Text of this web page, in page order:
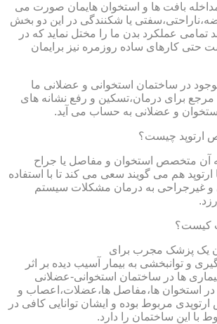
بافت ها و استخوان هایمان صورت می
یا شکنندگی در این دو بخش
عملکرد بدن ما را مختل نماید که در
حتی کارهای ساده روزمره نیز برایمان
در ساختمان استخوانی و عضلانی ما
مرجع برای درمان،تسکین و رفع نشانه های
و عضلانی به حساب می آید.
ارتوپد چیست؟
آن متخصص استخوان و مفاصل یا جراح
هم می گویند سعی می کند تا با استفاده
غیرجراحی به درمان مشکلات سیستم
کیست؟
یک پزشک مجرب برای
و توانبخشی به بیمار آسیب دیده بر اثر
ها در ساختمان استخوانی-عضلانی
استخوان ها،مفاصل ها،عضلات،اعصاب و
مربوط بوده و ایشان توانایی کافی در
با این ساختمان را دارد.